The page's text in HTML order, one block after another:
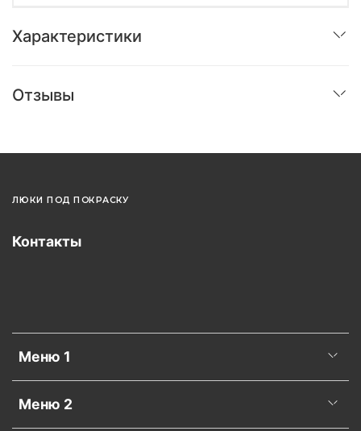
Характеристики
Отзывы
ЛЮКИ ПОД ПОКРАСКУ
Меню 1
Меню 2
Контакты